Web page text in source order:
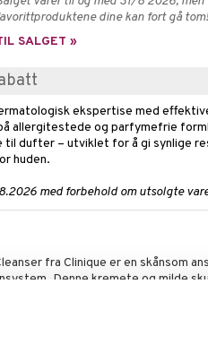
dine kan fort gå tom!
SALGET »
ekspertise med
allergitestede og parfymefrie
til dufter – utviklet for å gi synlige
huden.
med forbehold om utsolgte
fra Clinique er en skånsom
Denne kremete og milde
noe som fremmer en mer